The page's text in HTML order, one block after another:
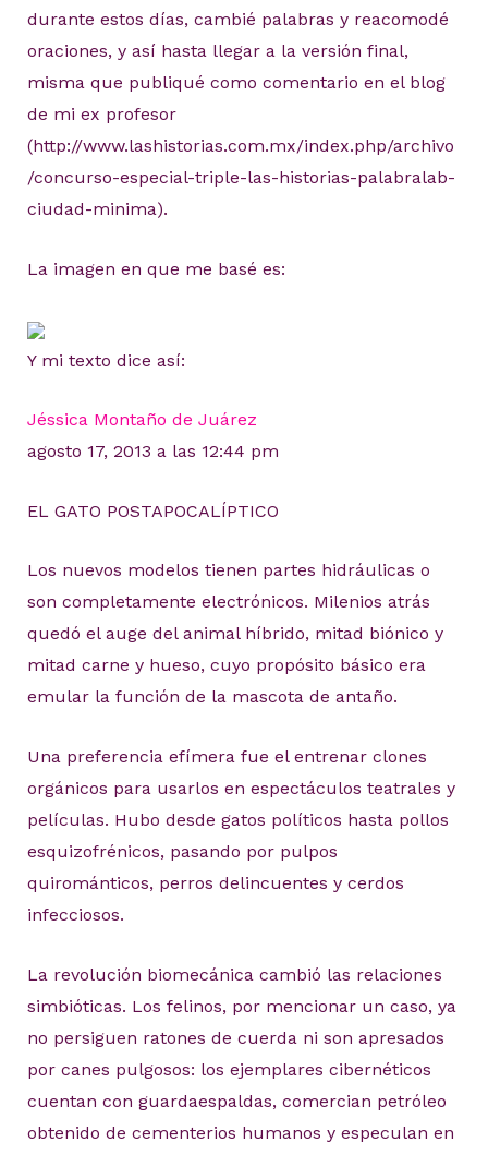
durante estos días, cambié palabras y reacomodé
oraciones, y así hasta llegar a la versión final,
misma que publiqué como comentario en el blog
de mi ex profesor
(http://www.lashistorias.com.mx/index.php/archivo
/concurso-especial-triple-las-historias-palabralab-
ciudad-minima).
La imagen en que me basé es:
Y mi texto dice así:
Jéssica Montaño de Juárez
agosto 17, 2013 a las 12:44 pm
EL GATO POSTAPOCALÍPTICO
Los nuevos modelos tienen partes hidráulicas o
son completamente electrónicos. Milenios atrás
quedó el auge del animal híbrido, mitad biónico y
mitad carne y hueso, cuyo propósito básico era
emular la función de la mascota de antaño.
Una preferencia efímera fue el entrenar clones
orgánicos para usarlos en espectáculos teatrales y
películas. Hubo desde gatos políticos hasta pollos
esquizofrénicos, pasando por pulpos
quirománticos, perros delincuentes y cerdos
infecciosos.
La revolución biomecánica cambió las relaciones
simbióticas. Los felinos, por mencionar un caso, ya
no persiguen ratones de cuerda ni son apresados
por canes pulgosos: los ejemplares cibernéticos
cuentan con guardaespaldas, comercian petróleo
obtenido de cementerios humanos y especulan en